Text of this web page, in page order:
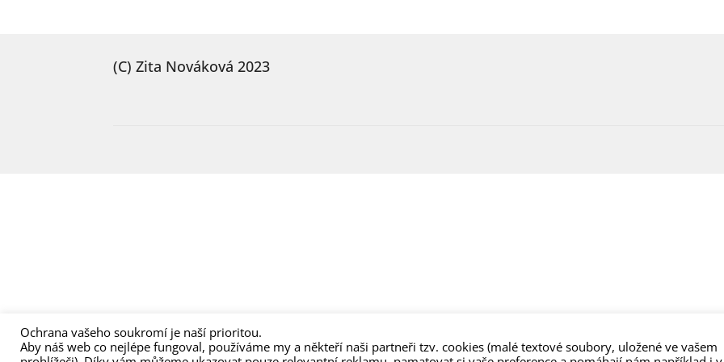
(C) Zita Nováková 2023
Ochrana vašeho soukromí je naší prioritou.
Aby náš web co nejlépe fungoval, používáme my a někteří naši partneři tzv. cookies (malé textové soubory, uložené ve vašem